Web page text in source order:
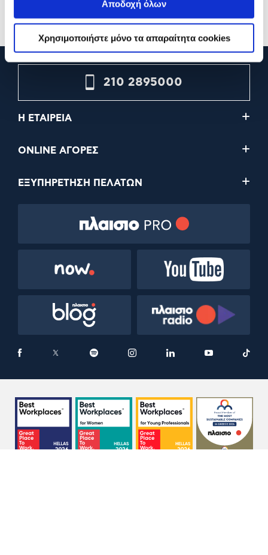
Αποδοχή όλων
Χρησιμοποιήστε μόνο τα απαραίτητα cookies
210 2895000
Η ΕΤΑΙΡΕΙΑ
ONLINE ΑΓΟΡΕΣ
ΕΞΥΠΗΡΕΤΗΣΗ ΠΕΛΑΤΩΝ